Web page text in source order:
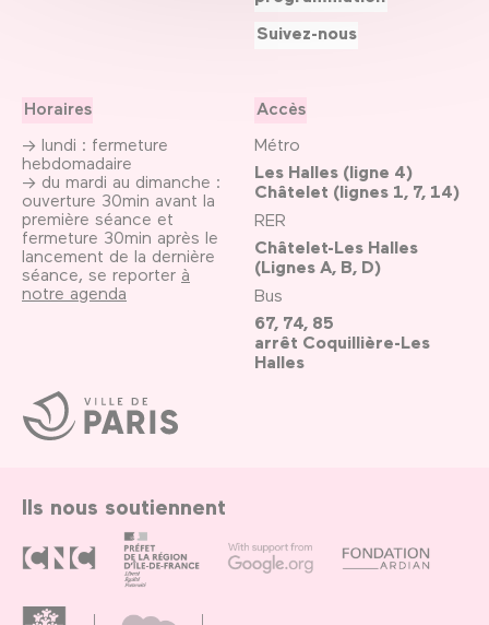
Ville
de
Paris
Horaires
→ lundi : fermeture
hebdomadaire
→ du mardi au dimanche :
ouverture 30min avant la
première séance et
fermeture 30min après le
lancement de la dernière
séance, se reporter à
notre agenda
Accès
Métro
Les Halles (ligne 4)
Châtelet (lignes 1, 7, 14)
RER
Châtelet-Les Halles
(Lignes A, B, D)
Bus
67, 74, 85
arrêt Coquillière-Les
Halles
Suivez-nous
Ils nous soutiennent